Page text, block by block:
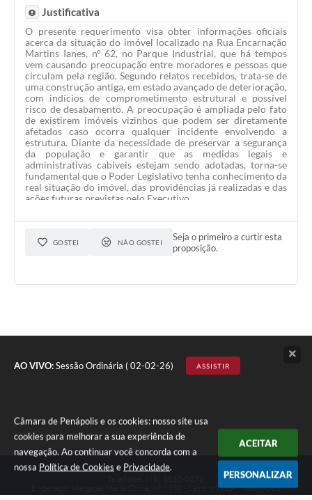
AO VIVO:Sessão Ordinária ( 02-02-26) ASSISTIR
Câmara de Penápolis e os cookies: nosso site usa
cookies para melhorar a sua experiência de
navegação. Ao continuar você concorda com a
nossa Política de Cookies e Privacidade.
ACEITAR
PERSONALIZAR
competentes, para que informem a esta Casa: 1) Qual a
situação atual do imóvel localizado na Rua Encarnação
Martins Ianes, nº 62, no Parque Industrial? 2) O imóvel foi
objeto de vistoria ou laudo técnico por parte da Prefeitura?
Em caso positivo, quais foram as conclusões apresentadas?
3) O Poder Executivo reconhece a existência de risco
estrutural ou de desabamento no referido imóvel? 4) O
proprietário do imóvel já foi notificado para realizar reparos,
adequações, demolição ou outras medidas necessárias? Em
caso positivo, informar quais providências foram exigidas e
qual o prazo concedido. 5) Há processo administrativo em
andamento relacionado ao imóvel? Qual a atual situação
desse procedimento? 6) O imóvel já retornou ou poderá
retornar ao patrimônio público por meio de procedimento
legal específico, ou permanece sob responsabilidade de
particular? 7) Quais medidas estão sendo adotadas pelo
Executivo para garantir a segurança dos moradores vizinhos,
especialmente dos imóveis localizados ao lado da estrutura?
Justificativa
O presente requerimento visa obter informações oficiais
acerca da situação do imóvel localizado na Rua Encarnação
Martins Ianes, nº 62, no Parque Industrial, que há tempos
vem causando preocupação entre moradores e pessoas que
circulam pela região. Segundo relatos recebidos, trata-se de
uma construção antiga, em estado avançado de deterioração,
com indícios de comprometimento estrutural e possível
risco de desabamento. A preocupação é ampliada pelo fato
de existirem imóveis vizinhos que podem ser diretamente
afetados caso ocorra qualquer incidente envolvendo a
estrutura. Diante da necessidade de preservar a segurança
da população e garantir que as medidas legais e
administrativas cabíveis estejam sendo adotadas, torna-se
fundamental que o Poder Legislativo tenha conhecimento da
real situação do imóvel, das providências já realizadas e das
ações futuras previstas pelo Executivo.
GOSTEI NÃO GOSTEI
Seja o primeiro a curtir esta
proposição.
Endereço: Marginal Maria Chica, nº 1450 - Centro | CEP: 16300-005
Atendimento ao Público de segunda a sexta da 8h00 às 16h00